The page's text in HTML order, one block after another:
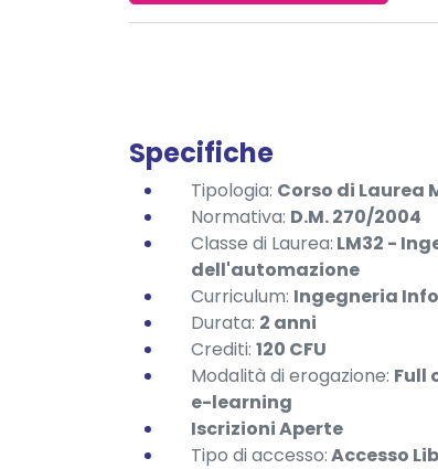
Specifiche
Tipologia: Corso di Laurea
Normativa: D.M. 270/2004
Classe di Laurea: LM32 -
dell'automazione
Curriculum: Ingegneria
Durata: 2 anni
Crediti: 120 CFU
Modalità di erogazione: Full
e-learning
Iscrizioni Aperte
Tipo di accesso:Accesso